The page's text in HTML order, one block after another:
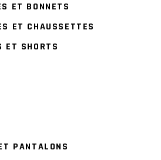
ET BONNETS
ET CHAUSSETTES
ET SHORTS
PANTALONS